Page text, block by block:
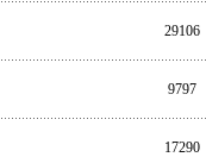
29106
9797
17290